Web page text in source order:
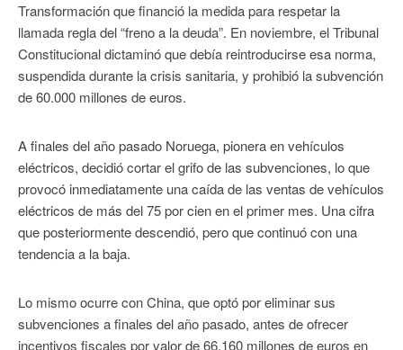
Transformación que financió la medida para respetar la
llamada regla del “freno a la deuda”. En noviembre, el Tribunal
Constitucional dictaminó que debía reintroducirse esa norma,
suspendida durante la crisis sanitaria, y prohibió la subvención
de 60.000 millones de euros.
A finales del año pasado Noruega, pionera en vehículos
eléctricos, decidió cortar el grifo de las subvenciones, lo que
provocó inmediatamente una caída de las ventas de vehículos
eléctricos de más del 75 por cien en el primer mes. Una cifra
que posteriormente descendió, pero que continuó con una
tendencia a la baja.
Lo mismo ocurre con China, que optó por eliminar sus
subvenciones a finales del año pasado, antes de ofrecer
incentivos fiscales por valor de 66.160 millones de euros en